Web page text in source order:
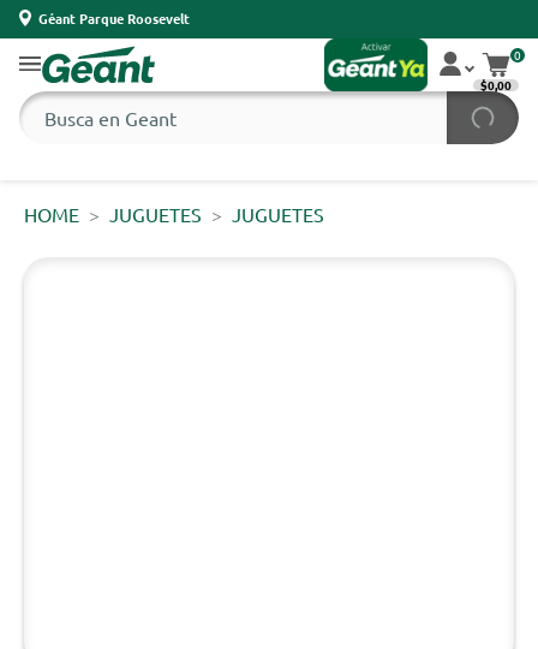
Géant Parque Roosevelt
0
$0,00
HOME JUGUETES JUGUETES